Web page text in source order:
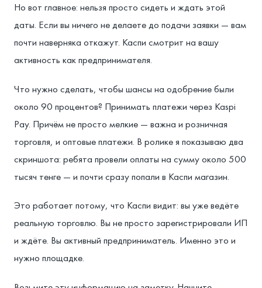
Но вот главное: нельзя просто сидеть и ждать этой
даты. Если вы ничего не делаете до подачи заявки — вам
почти наверняка откажут. Каспи смотрит на вашу
активность как предпринимателя.
Что нужно сделать, чтобы шансы на одобрение были
около 90 процентов? Принимать платежи через Kaspi
Pay. Причём не просто мелкие — важна и розничная
торговля, и оптовые платежи. В ролике я показываю два
скриншота: ребята провели оплаты на сумму около 500
тысяч тенге — и почти сразу попали в Каспи магазин.
Это работает потому, что Каспи видит: вы уже ведёте
реальную торговлю. Вы не просто зарегистрировали ИП
и ждёте. Вы активный предприниматель. Именно это и
нужно площадке.